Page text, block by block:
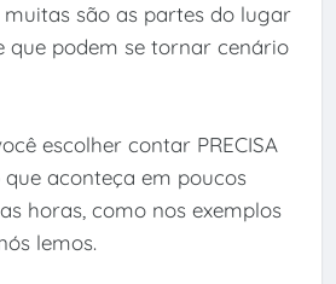
muitas são as partes do lugar
que podem se tornar cenário
escolher contar PRECISA
que aconteça em poucos
horas, como nos exemplos
lemos.